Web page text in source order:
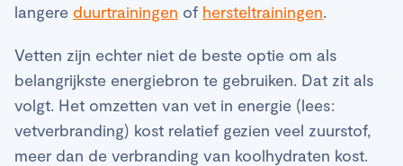
langere duurtrainingen of hersteltrainingen.
Vetten zijn echter niet de beste optie om als
belangrijkste energiebron te gebruiken. Dat zit als
volgt. Het omzetten van vet in energie (lees:
vetverbranding) kost relatief gezien veel zuurstof,
meer dan de verbranding van koolhydraten kost.